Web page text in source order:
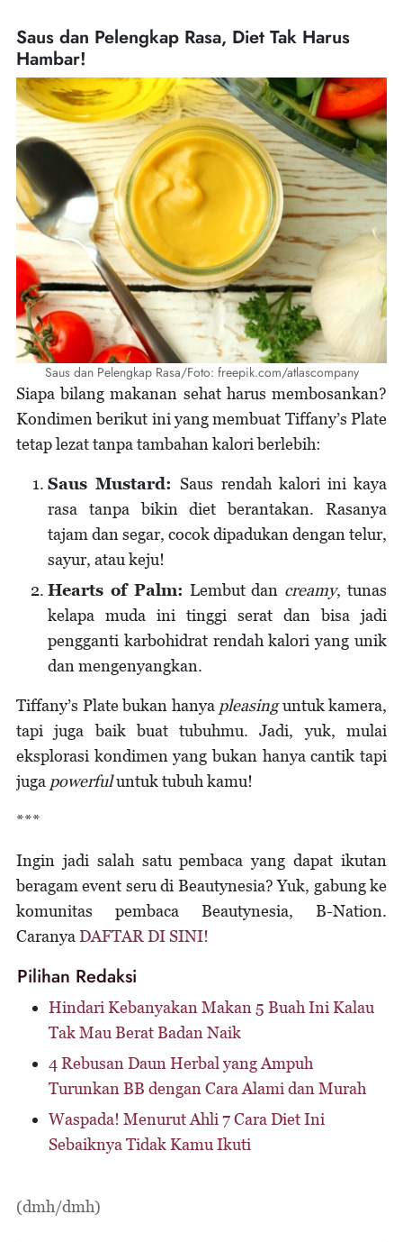
Saus dan Pelengkap Rasa, Diet Tak Harus
Hambar!
Saus dan Pelengkap Rasa/Foto: freepik.com/atlascompany
Siapa bilang makanan sehat harus membosankan?
Kondimen berikut ini yang membuat Tiffany’s Plate
tetap lezat tanpa tambahan kalori berlebih:
Saus Mustard:Saus rendah kalori ini kaya
rasa tanpa bikin diet berantakan. Rasanya
tajam dan segar, cocok dipadukan dengan telur,
sayur, atau keju!
Hearts of Palm: Lembut dan creamy, tunas
kelapa muda ini tinggi serat dan bisa jadi
pengganti karbohidrat rendah kalori yang unik
dan mengenyangkan.
Tiffany’s Plate bukan hanya pleasinguntuk kamera,
tapi juga baik buat tubuhmu. Jadi, yuk, mulai
eksplorasi kondimen yang bukan hanya cantik tapi
juga powerfuluntuk tubuh kamu!
***
Ingin jadi salah satu pembaca yang dapat ikutan
beragam event seru di Beautynesia? Yuk, gabung ke
komunitas pembaca Beautynesia, B-Nation.
Caranya DAFTAR DI SINI!
Pilihan Redaksi
Hindari Kebanyakan Makan 5 Buah Ini Kalau
Tak Mau Berat Badan Naik
4 Rebusan Daun Herbal yang Ampuh
Turunkan BB dengan Cara Alami dan Murah
Waspada! Menurut Ahli 7 Cara Diet Ini
Sebaiknya Tidak Kamu Ikuti
(dmh/dmh)